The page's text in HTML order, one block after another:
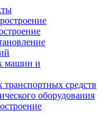
машин и
средств
оборудования